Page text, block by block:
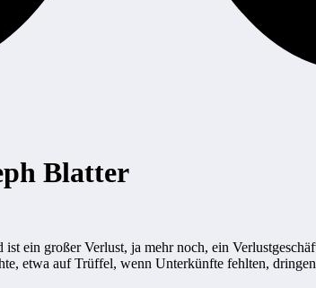
Blatter
ist ein großer Verlust, ja mehr noch, ein
etwa auf Trüffel, wenn Unterkünfte fehlten,